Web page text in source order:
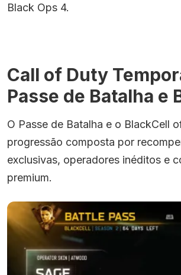
Black Ops 4.
Call of Duty
Passe de Batalha e
O Passe de Batalha e o BlackCell
progressão composta por
exclusivas, operadores inéditos e
premium.